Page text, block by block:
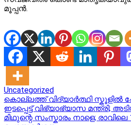
മൂപ്പൻ.
Uncategorized
Post
navigation
കൊല്ലത്ത് വിദ്യാര്‍ത്ഥി സ്കൂളിൽ
ഇടപ്പെട്ട് വിഭ്യാഭ്യാസ മന്ത്രി;
മിഥുന്റെ സംസ്കാരം നാളെ;